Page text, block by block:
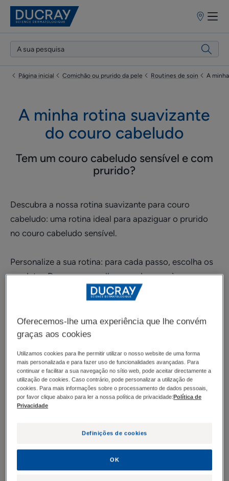
Pontos
venda
Página inicial Comichão ou prurido da pele Routines de soin A
A minha rotina suavizante
do couro cabeludo
Tem um couro cabeludo sensível e com
prurido?
Descubra a nossa rotina suavizante para couro
cabeludo: uma rotina ideal para apaziguar o prurido
no couro cabeludo sensível.
Personalize a sua rotina: para cada passo, escolha os
produtos Ducray que melhor se adequam às
necessidades do seu cabelo.
Oferecemos-lhe uma experiência que lhe convém
graças aos cookies
Utilizamos cookies para lhe permitir utilizar o nosso website de uma forma
mais personalizada e para fazer uso de funcionalidades avançadas. Para
continuar e facilitar a sua navegação no sítio web, pode aceitar directamente a
utilização de cookies. Caso contrário, pode personalizar a utilização de
cookies. Para mais informações sobre o processamento de dados pessoais,
por favor clique abaixo para ler a nossa política de privacidade:Política de
Privacidade
Definições de cookies
OK